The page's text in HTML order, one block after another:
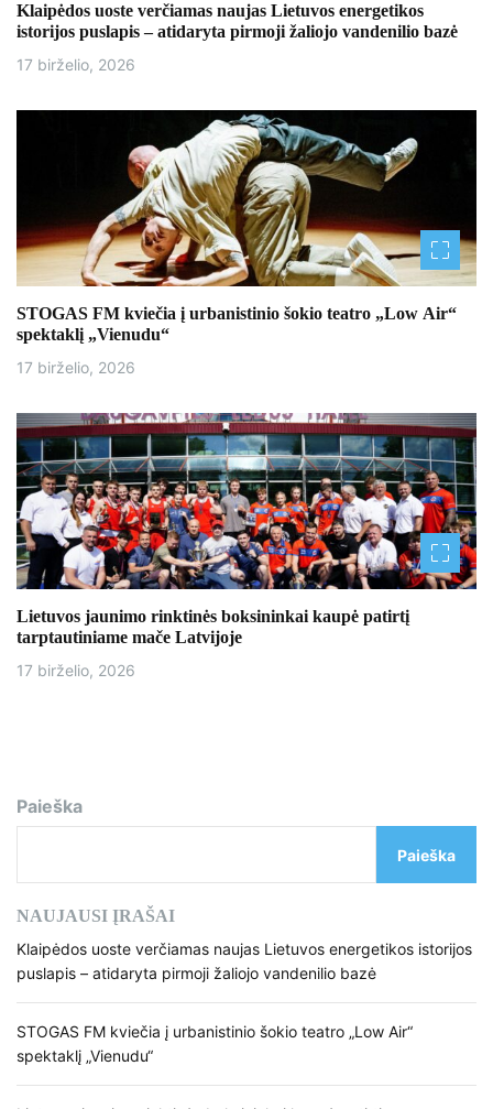
Klaipėdos uoste verčiamas naujas Lietuvos energetikos
istorijos puslapis – atidaryta pirmoji žaliojo vandenilio bazė
17 birželio, 2026
STOGAS FM kviečia į urbanistinio šokio teatro „Low Air“
spektaklį „Vienudu“
17 birželio, 2026
Lietuvos jaunimo rinktinės boksininkai kaupė patirtį
tarptautiniame mače Latvijoje
17 birželio, 2026
Paieška
Paieška
NAUJAUSI ĮRAŠAI
Klaipėdos uoste verčiamas naujas Lietuvos energetikos istorijos
puslapis – atidaryta pirmoji žaliojo vandenilio bazė
STOGAS FM kviečia į urbanistinio šokio teatro „Low Air“
spektaklį „Vienudu“